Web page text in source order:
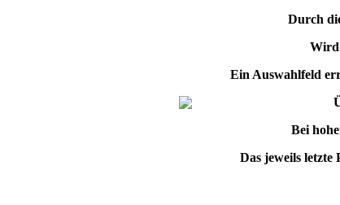
Durch
Wird
Ein Auswahlfeld
Bei
Das jeweils